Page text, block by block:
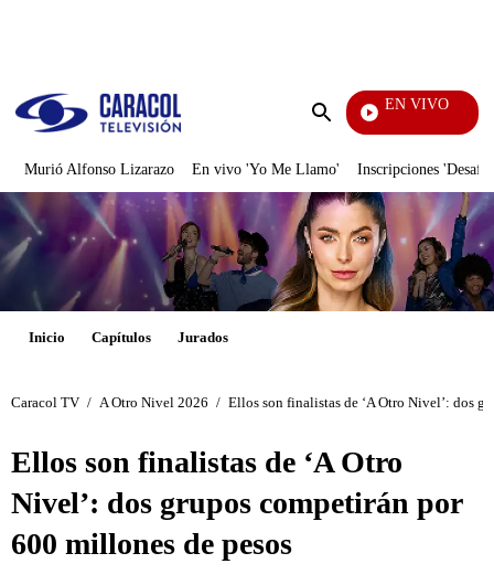
Enviar
EN VIVO
Murió Alfonso Lizarazo En vivo 'Yo Me Llamo' Inscripciones
Inicio Capítulos Jurados
Caracol TV / A Otro Nivel 2026 / Ellos son finalistas de ‘A Otro Nivel’: dos
Ellos son finalistas de ‘A Otro
Nivel’: dos grupos competirán por
600 millones de pesos